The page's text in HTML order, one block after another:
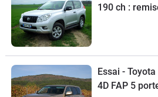
190 ch :
Essai -
4D FAP 5